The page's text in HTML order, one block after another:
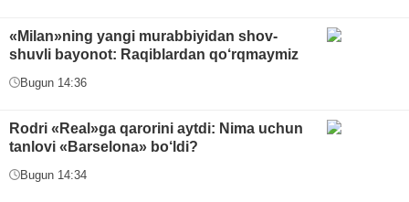
«Milan»ning yangi murabbiyidan shov-
shuvli bayonot: Raqiblardan qo‘rqmaymiz
Bugun 14:36
Rodri «Real»ga qarorini aytdi: Nima uchun
tanlovi «Barselona» bo‘ldi?
Bugun 14:34